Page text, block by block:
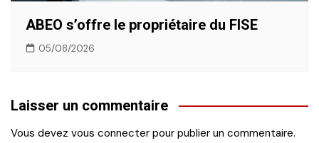
ABEO s’offre le propriétaire du FISE
05/08/2026
Laisser un commentaire
Vous devez vous connecter pour publier un commentaire.